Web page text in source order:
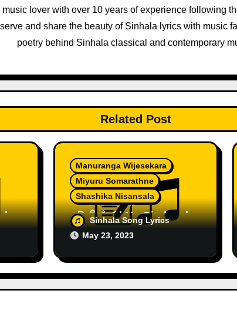
lover with over 10 years of experience following
and share the beauty of Sinhala lyrics with music
poetry behind Sinhala classical and contemporary
Related Post
Manuranga Wijesekara
Miyuru Somarathne
Shashika Nisansala
මේ ගින්දර | Me Gindara by
Shashika Nisansala ft.
Miyuru
Sinhala Song Lyrics
May 23, 2023